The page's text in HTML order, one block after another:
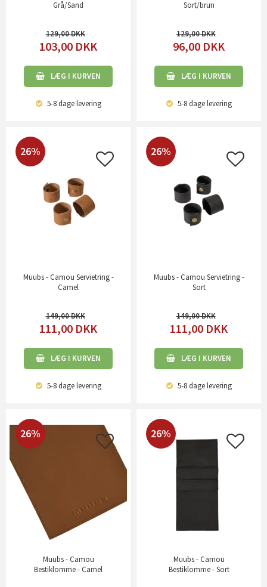
Grå/Sand
129,00
103,00 DKK
LÆG I KURVEN
5-8 dagelevering
Sort/brun
129,00
96,00 DKK
LÆG I KURVEN
5-8 dagelevering
26%
Muubs - Camou Servietring -
Camel
149,00
111,00 DKK
LÆG I KURVEN
5-8 dagelevering
26%
Muubs - Camou Servietring -
Sort
149,00
111,00 DKK
LÆG I KURVEN
5-8 dagelevering
26%
Muubs - Camou
Bestiklomme - Camel
26%
Muubs - Camou
Bestiklomme - Sort